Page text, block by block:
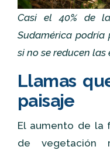
Casi el 40% de
Sudamérica
si no se reducen las
Llamas
paisaje
El aumento de la
de vegetación